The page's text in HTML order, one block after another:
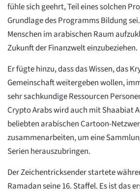
fühle sich geehrt, Teil eines solchen
Grundlage des Programms Bildung
Menschen im arabischen Raum
Zukunft der Finanzwelt einzubeziehen.
Er fügte hinzu, dass das Wissen, das
Gemeinschaft weitergeben wollen,
sehr sachkundige Ressourcen
Crypto Arabs wird auch mit Shaabiat
beliebten arabischen Cartoon-
zusammenarbeiten, um eine
Serien herauszubringen.
Der Zeichentricksender startete
Ramadan seine 16. Staffel. Es ist das